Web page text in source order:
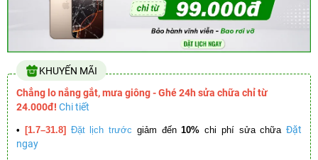
KHUYẾN MÃI
Chẳng lo nắng gắt, mưa giông - Ghé 24h sửa chữa chỉ từ
24.000đ! Chi tiết
• [1.7–31.8] Đặt lịch trước giảm đến10% chi phí sửa chữa Đặt
ngay